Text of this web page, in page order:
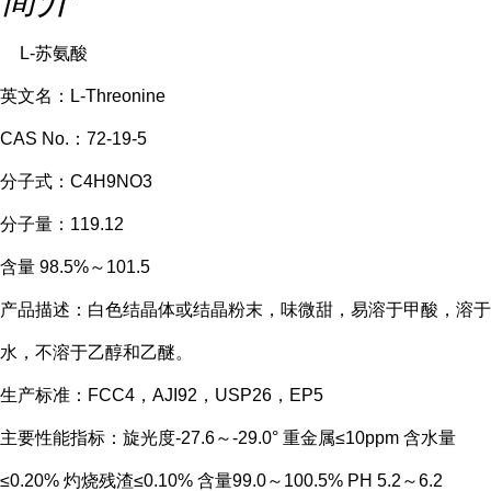
L-苏氨酸
英文名：L-Threonine
CAS No.：72-19-5
分子式：C4H9NO3
分子量：119.12
含量 98.5%～101.5
产品描述：白色结晶体或结晶粉末，味微甜，易溶于甲酸，溶于
水，不溶于乙醇和乙醚。
生产标准：FCC4，AJI92，USP26，EP5
主要性能指标：旋光度-27.6～-29.0° 重金属≤10ppm 含水量
≤0.20% 灼烧残渣≤0.10% 含量99.0～100.5% PH 5.2～6.2